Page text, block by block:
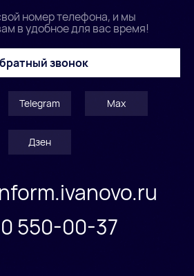
номер телефона, и мы
в удобное для вас время!
звонок
Telegram Max
Дзен
550-00-37